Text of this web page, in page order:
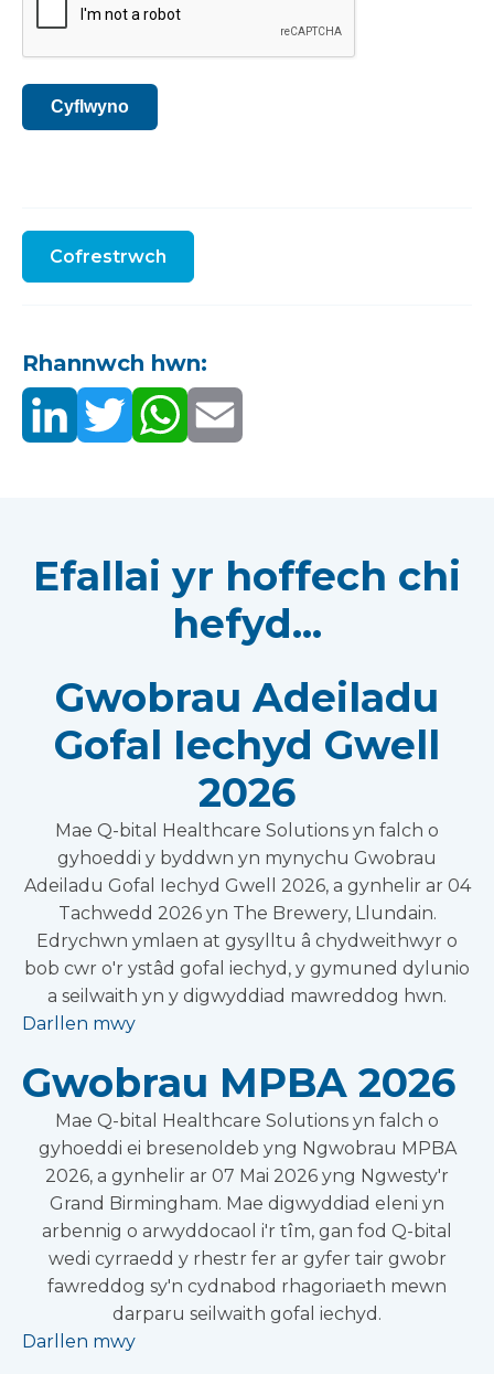
Cyflwyno
Cofrestrwch
Rhannwch hwn:
Efallai yr hoffech chi
hefyd...
Gwobrau Adeiladu
Gofal Iechyd Gwell
2026
Mae Q-bital Healthcare Solutions yn falch o
gyhoeddi y byddwn yn mynychu Gwobrau
Adeiladu Gofal Iechyd Gwell 2026, a gynhelir ar 04
Tachwedd 2026 yn The Brewery, Llundain.
Edrychwn ymlaen at gysylltu â chydweithwyr o
bob cwr o'r ystâd gofal iechyd, y gymuned dylunio
a seilwaith yn y digwyddiad mawreddog hwn.
Darllen mwy
Gwobrau MPBA 2026
Mae Q-bital Healthcare Solutions yn falch o
gyhoeddi ei bresenoldeb yng Ngwobrau MPBA
2026, a gynhelir ar 07 Mai 2026 yng Ngwesty'r
Grand Birmingham. Mae digwyddiad eleni yn
arbennig o arwyddocaol i'r tîm, gan fod Q-bital
wedi cyrraedd y rhestr fer ar gyfer tair gwobr
fawreddog sy'n cydnabod rhagoriaeth mewn
darparu seilwaith gofal iechyd.
Darllen mwy